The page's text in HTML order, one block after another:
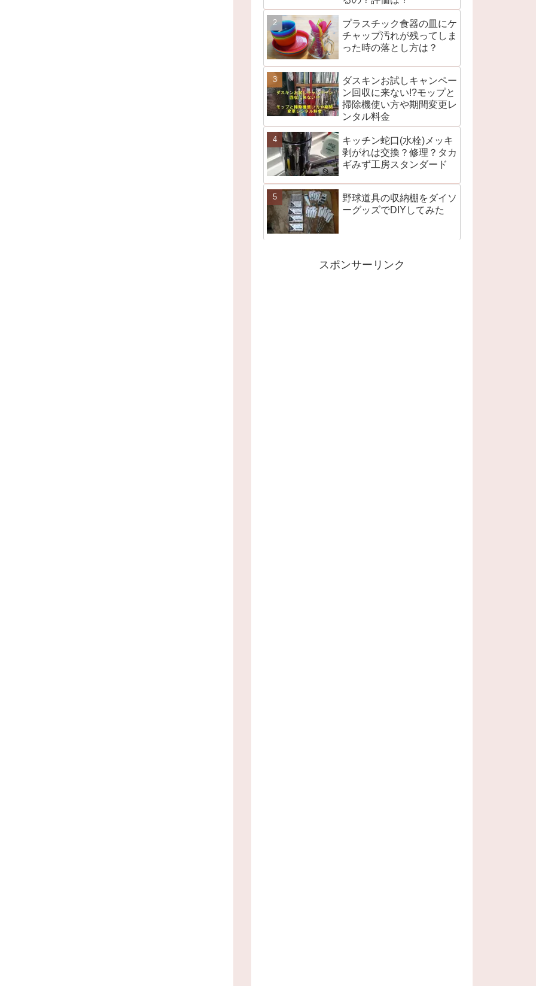
プラスチック食器の皿にケ
チャップ汚れが残ってしま
った時の落とし方は？
ダスキンお試しキャンペー
ン回収に来ない!?モップと
掃除機使い方や期間変更レ
ンタル料金
キッチン蛇口(水栓)メッキ
剥がれは交換？修理？タカ
ギみず工房スタンダード
野球道具の収納棚をダイソ
ーグッズでDIYしてみた
スポンサーリンク